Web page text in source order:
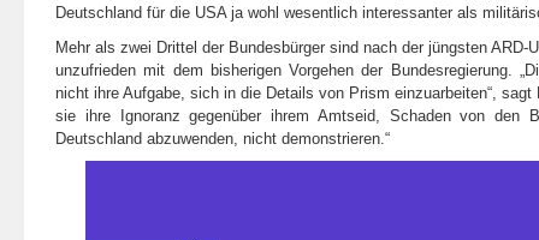
Deutschland für die USA ja wohl wesentlich interessanter als
Mehr als zwei Drittel der Bundesbürger sind nach der jüngsten ARD-
unzufrieden mit dem bisherigen Vorgehen der Bundesregierung.
nicht ihre Aufgabe, sich in die Details von Prism einzuarbeiten“ ,
sie ihre Ignoranz gegenüber ihrem Amtseid, Schaden von den
Deutschland abzuwenden, nicht demonstrieren.“